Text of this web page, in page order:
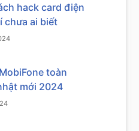
hack card điện
chưa ai biết
toàn
mới 2024